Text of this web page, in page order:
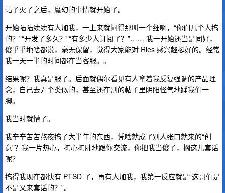
帖子火了之后，魔幻的事情就开始了。
开始陆陆续续有人加我，一上来就问得那叫一个细啊，“你们几个人搞
的？”“开发了多久？”“有多少人订阅了？”…… 我一开始还当是同好，
傻乎乎地啥都说，毫无保留，觉得大家能对 Ries 感兴趣挺好的。经常
我一天一半的时间都在当客服。。
结果呢？我真是服了。后面就偶尔看见有人拿着我反复强调的产品理
念，自己去弄个类似的，甚至还在别的帖子里阴阳怪气地踩我们一
脚。
我当时就懵了。
我辛辛苦苦熬夜搞了大半年的东西，凭啥就成了别人张口就来的“创
意”？我一片热心，掏心掏肺地跟你交流，你把我当傻子，搁这儿套话
呢？
搞得我现在都快有 PTSD 了，再有人加我，我第一反应就是“这哥们是
不是又来套话的？”。